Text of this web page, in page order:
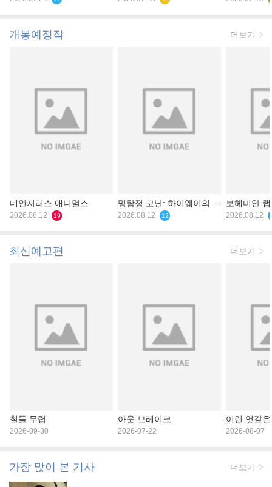
개봉예정작 더보기
데인저러스 애니멀스
2026.08.12 19
명탐정 코난: 하이웨이의 타
천사
2026.08.12 12
보헤미안
2026.08.12
최신예고편 더보기
철들 무렵
2026-09-30
아웃 브레이크
2026-07-22
이런 엿같
2026-08-07
가장 많이 본 기사 더보기